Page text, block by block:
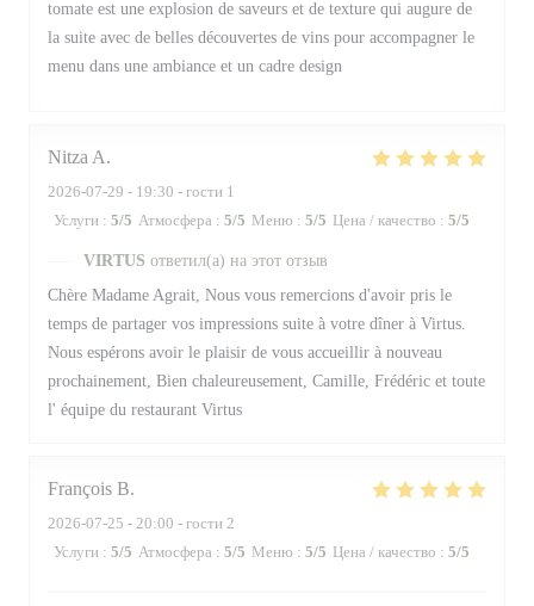
tomate est une explosion de saveurs et de texture qui augure de
la suite avec de belles découvertes de vins pour accompagner le
menu dans une ambiance et un cadre design
Nitza A
2026-07-29 - 19:30 - гости 1
Услуги : 5/5 Атмосфера : 5/5 Меню : 5/5 Цена / качество : 5/5
VIRTUS ответил(а) на этот отзыв
Chère Madame Agrait, Nous vous remercions d'avoir pris le
temps de partager vos impressions suite à votre dîner à Virtus.
Nous espérons avoir le plaisir de vous accueillir à nouveau
prochainement, Bien chaleureusement, Camille, Frédéric et toute
l' équipe du restaurant Virtus
François B
2026-07-25 - 20:00 - гости 2
Услуги : 5/5 Атмосфера : 5/5 Меню : 5/5 Цена / качество : 5/5